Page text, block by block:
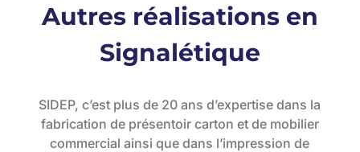
Autres réalisations en
Signalétique
SIDEP, c’est plus de 20 ans d’expertise dans la
fabrication de présentoir carton et de mobilier
commercial ainsi que dans l’impression de